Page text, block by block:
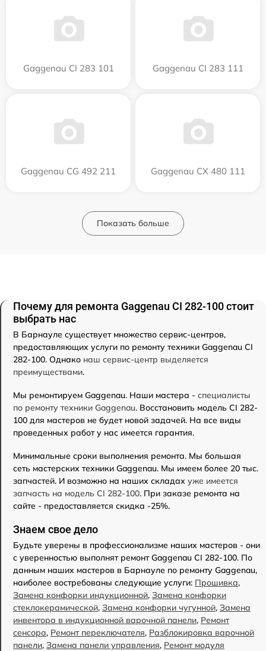
Gaggenau CI 283 101 Gaggenau CI 283 111
Gaggenau CG 492 211 Gaggenau CX 480 111
Показать больше
Почему для ремонта Gaggenau CI 282-100 стоит
выбрать нас
В Барнауле существует множество сервис-центров,
предоставляющих услуги по ремонту техники Gaggenau CI
282-100. Однако наш сервис-центр выделяется
преимуществами.
Мы ремонтируем Gaggenau. Наши мастера - специалисты
по ремонту техники Gaggenau. Восстановить модель CI 282-
100 для мастеров не будет новой задачей. На все виды
проведенных работ у нас имеется гарантия.
Минимальные сроки выполнения ремонта. Мы большая
сеть мастерских техники Gaggenau. Мы имеем более 20 тыс.
запчастей. И возможно на наших складах уже имеется
запчасть на модель CI 282-100. При заказе ремонта на
сайте - предоставляется скидка -25%.
Знаем свое дело
Будьте уверены в профессионализме наших мастеров - они
с уверенностью выполнят ремонт Gaggenau CI 282-100. По
данным наших мастеров в Барнауле по ремонту Gaggenau,
наиболее востребованы следующие услуги: Прошивка,
Замена конфорки индукционной, Замена конфорки
стеклокерамической, Замена конфорки чугунной, Замена
инвентора в индукционной варочной панели, Ремонт
сенсора, Ремонт переключателя, Разблокировка варочной
панели, Замена панели управления, Ремонт модуля